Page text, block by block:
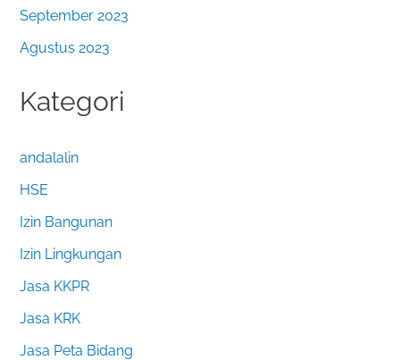
September 2023
Agustus 2023
Kategori
andalalin
HSE
Izin Bangunan
Izin Lingkungan
Jasa KKPR
Jasa KRK
Jasa Peta Bidang